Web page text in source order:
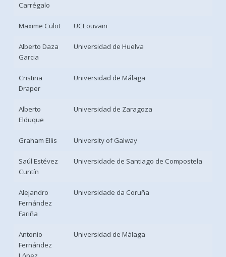
Carrégalo
Maxime Culot UCLouvain
Alberto Daza
Garcia
Universidad de Huelva
Cristina
Draper
Universidad de Málaga
Alberto
Elduque
Universidad de Zaragoza
Graham Ellis University of Galway
Saúl Estévez
Cuntín
Universidade de Santiago de Compostela
Alejandro
Fernández
Fariña
Universidade da Coruña
Antonio
Fernández
Universidad de Málaga